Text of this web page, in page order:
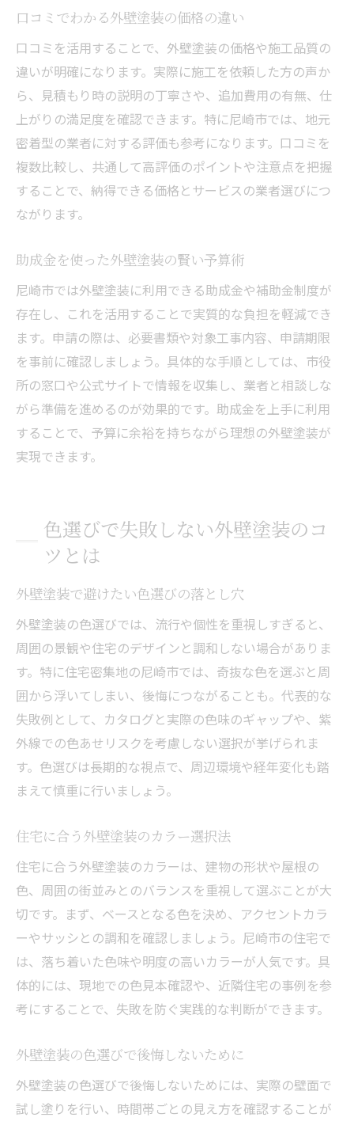
口コミでわかる外壁塗装の価格の違い
口コミを活用することで、外壁塗装の価格や施工品質の
違いが明確になります。実際に施工を依頼した方の声か
ら、見積もり時の説明の丁寧さや、追加費用の有無、仕
上がりの満足度を確認できます。特に尼崎市では、地元
密着型の業者に対する評価も参考になります。口コミを
複数比較し、共通して高評価のポイントや注意点を把握
することで、納得できる価格とサービスの業者選びにつ
ながります。
助成金を使った外壁塗装の賢い予算術
尼崎市では外壁塗装に利用できる助成金や補助金制度が
存在し、これを活用することで実質的な負担を軽減でき
ます。申請の際は、必要書類や対象工事内容、申請期限
を事前に確認しましょう。具体的な手順としては、市役
所の窓口や公式サイトで情報を収集し、業者と相談しな
がら準備を進めるのが効果的です。助成金を上手に利用
することで、予算に余裕を持ちながら理想の外壁塗装が
実現できます。
色選びで失敗しない外壁塗装のコ
ツとは
外壁塗装で避けたい色選びの落とし穴
外壁塗装の色選びでは、流行や個性を重視しすぎると、
周囲の景観や住宅のデザインと調和しない場合がありま
す。特に住宅密集地の尼崎市では、奇抜な色を選ぶと周
囲から浮いてしまい、後悔につながることも。代表的な
失敗例として、カタログと実際の色味のギャップや、紫
外線での色あせリスクを考慮しない選択が挙げられま
す。色選びは長期的な視点で、周辺環境や経年変化も踏
まえて慎重に行いましょう。
住宅に合う外壁塗装のカラー選択法
住宅に合う外壁塗装のカラーは、建物の形状や屋根の
色、周囲の街並みとのバランスを重視して選ぶことが大
切です。まず、ベースとなる色を決め、アクセントカラ
ーやサッシとの調和を確認しましょう。尼崎市の住宅で
は、落ち着いた色味や明度の高いカラーが人気です。具
体的には、現地での色見本確認や、近隣住宅の事例を参
考にすることで、失敗を防ぐ実践的な判断ができます。
外壁塗装の色選びで後悔しないために
外壁塗装の色選びで後悔しないためには、実際の壁面で
試し塗りを行い、時間帯ごとの見え方を確認することが